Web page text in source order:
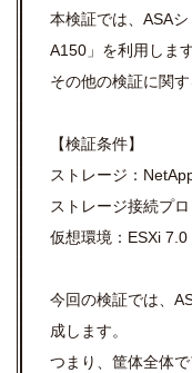
本検証では、ASA
A150」を利用します
その他の検証に関
【検証条件】
ストレージ：
ストレージ接続プ
仮想環境：ESXi
今回の検証では、
成します。
つまり、筐体全体